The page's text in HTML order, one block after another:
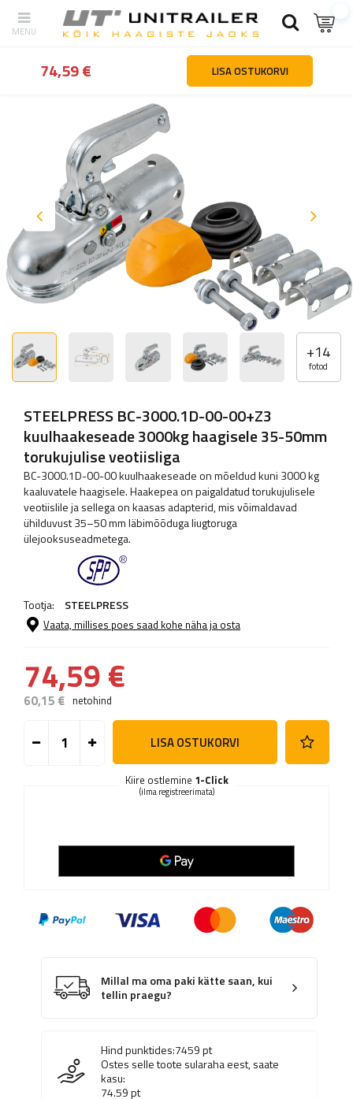
tagasi Kodu Haagiste osad ja tarvikud Haakeseadmed ja
+14
fotod
STEELPRESS BC-3000.1D-00-00+Z3
kuulhaakeseade 3000kg haagisele 35-50mm
torukujulise veotiisliga
BC-3000.1D-00-00 kuulhaakeseade on mõeldud kuni 3000 kg
kaaluvatele haagisele. Haakepea on paigaldatud torukujulisele
veotiislile ja sellega on kaasas adapterid, mis võimaldavad
ühilduvust 35–50 mm läbimõõduga liugtoruga
ülejooksuseadmetega.
Tootja: STEELPRESS
Vaata, millises poes saad kohe näha ja osta
74,59 €
60,15 € netohind
LISA OSTUKORVI
Kiire ostlemine 1-Click
(ilma registreerimata)
Millal ma oma paki kätte saan, kui
tellin praegu?
Hind punktides:7459pt
Ostes selle toote sularaha eest, saate
kasu:
74.59pt
74,59 € LISA OSTUKORVI